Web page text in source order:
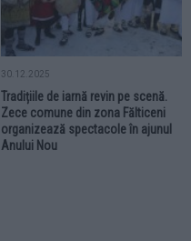
30.12.2025
Tradițiile de iarnă revin pe scenă.
Zece comune din zona Fălticeni
organizează spectacole în ajunul
Anului Nou